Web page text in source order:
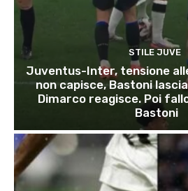
STILE JUVE
Juventus-Inter, tensione
non capisce, Bastoni
Dimarco reagisce. Poi
Bastoni